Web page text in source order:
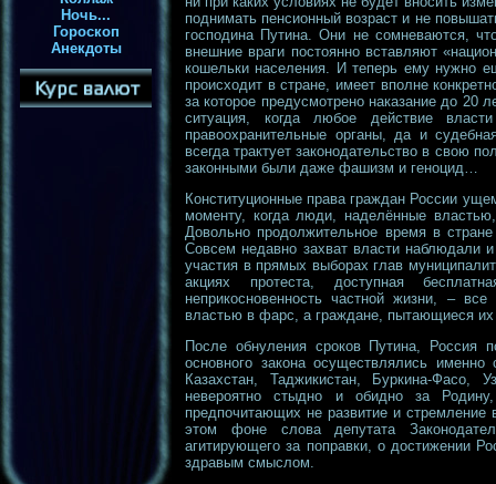
Ночь...
Гороскоп
Анекдоты
поднимать пенсионный возраст и не
господина Путина. Они не сомневаются,
внешние враги постоянно вставляют
кошельки населения. И теперь ему нужно
происходит в стране, имеет вполне
за которое предусмотрено наказание до 20
ситуация, когда любое действие
правоохранительные органы, да и
всегда трактует законодательство в свою
законными были даже фашизм и геноцид…
Конституционные права граждан России
моменту, когда люди, наделённые
Довольно продолжительное время в
Совсем недавно захват власти наблюдали
участия в прямых выборах глав
акциях протеста, доступная
неприкосновенность частной жизни, –
властью в фарс, а граждане, пытающиеся
После обнуления сроков Путина, Россия
основного закона осуществлялись
Казахстан, Таджикистан, Буркина-Фасо,
невероятно стыдно и обидно за
предпочитающих не развитие и
этом фоне слова депутата
агитирующего за поправки, о достижении
здравым смыслом.